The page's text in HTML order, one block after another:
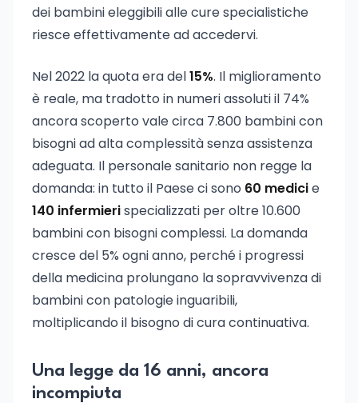
dei bambini eleggibili alle cure specialistiche
riesce effettivamente ad accedervi.
Nel 2022 la quota era del15%. Il miglioramento
è reale, ma tradotto in numeri assoluti il 74%
ancora scoperto vale circa 7.800 bambini con
bisogni ad alta complessità senza assistenza
adeguata. Il personale sanitario non regge la
domanda: in tutto il Paese ci sono 60 medicie
140 infermierispecializzati per oltre 10.600
bambini con bisogni complessi. La domanda
cresce del 5% ogni anno, perché i progressi
della medicina prolungano la sopravvivenza di
bambini con patologie inguaribili,
moltiplicando il bisogno di cura continuativa.
Una legge da 16 anni, ancora
incompiuta